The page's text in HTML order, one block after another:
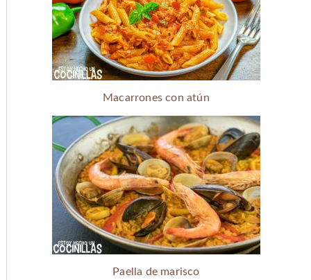
Macarrones con atún
Paella de marisco